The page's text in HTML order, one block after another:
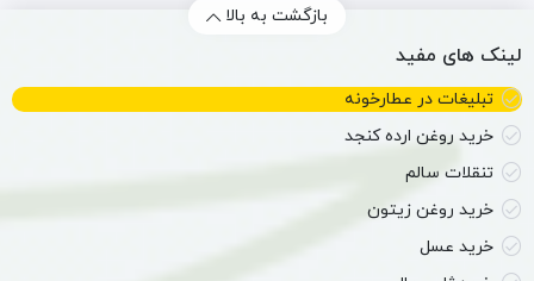
بازگشت به بالا
لینک های مفید
تبلیغات در عطارخونه
خرید روغن ارده کنجد
تنقلات سالم
خرید روغن زیتون
خرید عسل